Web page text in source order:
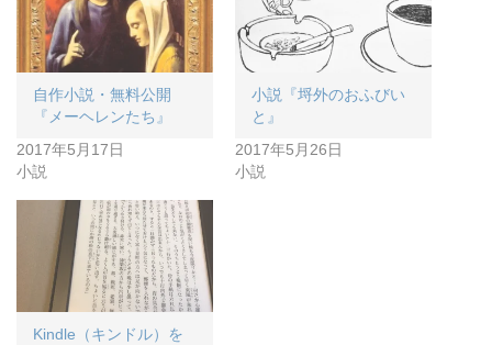
自作小説・無料公開
『メーヘレンたち』
2017年5月17日
小説
小説『埒外のおふびい
と』
2017年5月26日
小説
Kindle（キンドル）を